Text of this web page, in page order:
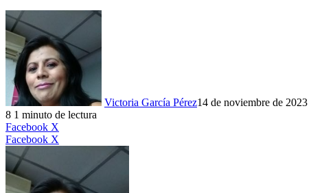
Victoria García Pérez14 de noviembre de 2023
8 1 minuto de lectura
Facebook X
Facebook X
electrónico